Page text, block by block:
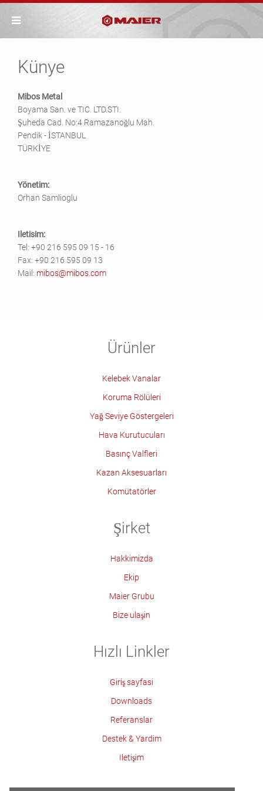
Künye
Mibos Metal
Boyama San. ve TIC. LTD.STI.
Şuheda Cad. No:4 Ramazanoğlu Mah.
Pendik - İSTANBUL
TÜRKİYE
Yönetim:
Orhan Samlioglu
Iletisim:
Tel: +90 216 595 09 15 - 16
Fax: +90 216 595 09 13
Mail: mibos@mibos.com
Ürünler
Kelebek Vanalar
Koruma Rölüleri
Yağ Seviye Göstergeleri
Hava Kurutucuları
Basınç Valfleri
Kazan Aksesuarları
Komütatörler
Şirket
Hakkimizda
Ekip
Maier Grubu
Bize ulaşin
Hızlı Linkler
Giriş sayfasi
Downloads
Referanslar
Destek & Yardim
Iletişim